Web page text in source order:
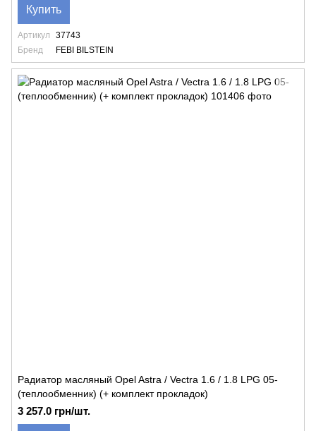
Купить
Артикул
37743
Бренд
FEBI BILSTEIN
Радиатор масляный Opel Astra / Vectra 1.6 / 1.8 LPG 05-
(теплообменник) (+ комплект прокладок)
3 257.0 грн/шт.